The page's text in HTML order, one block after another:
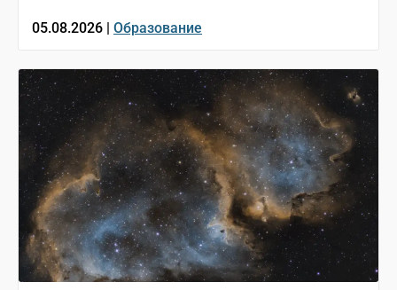
05.08.2026 | Образование